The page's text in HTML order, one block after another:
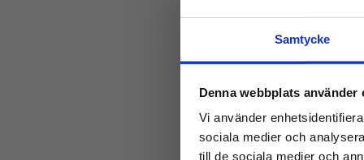
Samtycke
Denna webbplats använder
Vi använder
sociala medier och
till de sociala medier och